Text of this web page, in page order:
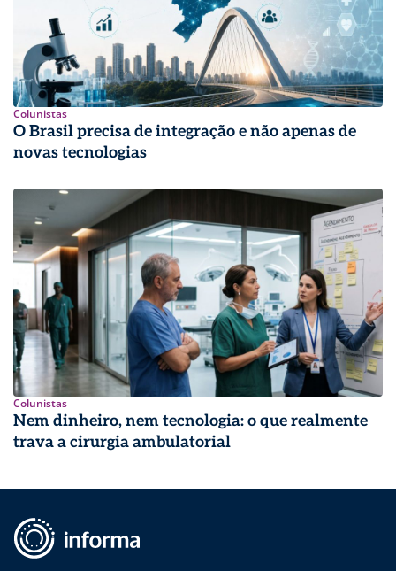
Colunistas
O Brasil precisa de integração e não apenas de
novas tecnologias
Colunistas
Nem dinheiro, nem tecnologia: o que realmente
trava a cirurgia ambulatorial